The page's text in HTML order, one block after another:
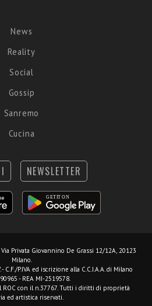
News
Reality
Social
Gossip
Sanremo
Cucina
NEWSLETTER
Privata Giovannino De Grassi 12/12A, 20123
Milano.
C.F./P.IVA ed iscrizione alla C.C.I.A.A. di Milano
- REA MI-2519578.
ROC con il n.37767. Tutti i diritti di proprietà
ed artistica riservati.